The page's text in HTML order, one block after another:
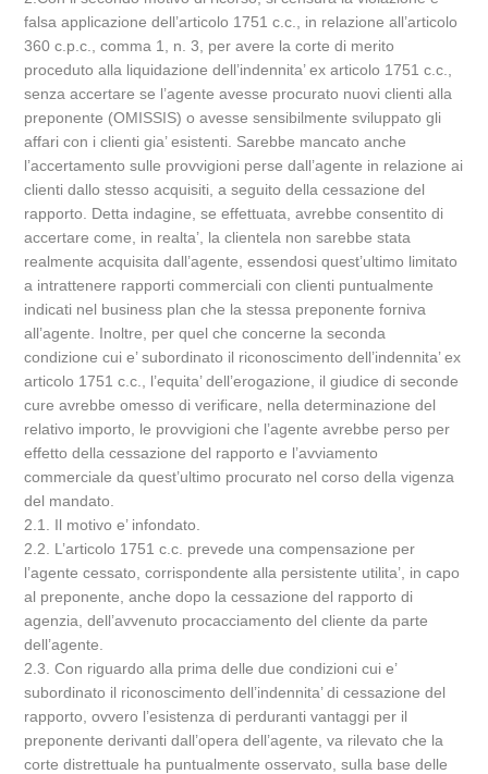
falsa applicazione dell’articolo 1751 c.c., in relazione all’articolo
360 c.p.c., comma 1, n. 3, per avere la corte di merito
proceduto alla liquidazione dell’indennita’ ex articolo 1751 c.c.,
senza accertare se l’agente avesse procurato nuovi clienti alla
preponente (OMISSIS) o avesse sensibilmente sviluppato gli
affari con i clienti gia’ esistenti. Sarebbe mancato anche
l’accertamento sulle provvigioni perse dall’agente in relazione ai
clienti dallo stesso acquisiti, a seguito della cessazione del
rapporto. Detta indagine, se effettuata, avrebbe consentito di
accertare come, in realta’, la clientela non sarebbe stata
realmente acquisita dall’agente, essendosi quest’ultimo limitato
a intrattenere rapporti commerciali con clienti puntualmente
indicati nel business plan che la stessa preponente forniva
all’agente. Inoltre, per quel che concerne la seconda
condizione cui e’ subordinato il riconoscimento dell’indennita’ ex
articolo 1751 c.c., l’equita’ dell’erogazione, il giudice di seconde
cure avrebbe omesso di verificare, nella determinazione del
relativo importo, le provvigioni che l’agente avrebbe perso per
effetto della cessazione del rapporto e l’avviamento
commerciale da quest’ultimo procurato nel corso della vigenza
del mandato.
2.1. Il motivo e’ infondato.
2.2. L’articolo 1751 c.c. prevede una compensazione per
l’agente cessato, corrispondente alla persistente utilita’, in capo
al preponente, anche dopo la cessazione del rapporto di
agenzia, dell’avvenuto procacciamento del cliente da parte
dell’agente.
2.3. Con riguardo alla prima delle due condizioni cui e’
subordinato il riconoscimento dell’indennita’ di cessazione del
rapporto, ovvero l’esistenza di perduranti vantaggi per il
preponente derivanti dall’opera dell’agente, va rilevato che la
corte distrettuale ha puntualmente osservato, sulla base delle